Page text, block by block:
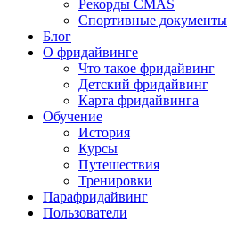
Рекорды CMAS
Спортивные документы
Блог
О фридайвинге
Что такое фридайвинг
Детский фридайвинг
Карта фридайвинга
Обучение
История
Курсы
Путешествия
Тренировки
Парафридайвинг
Пользователи